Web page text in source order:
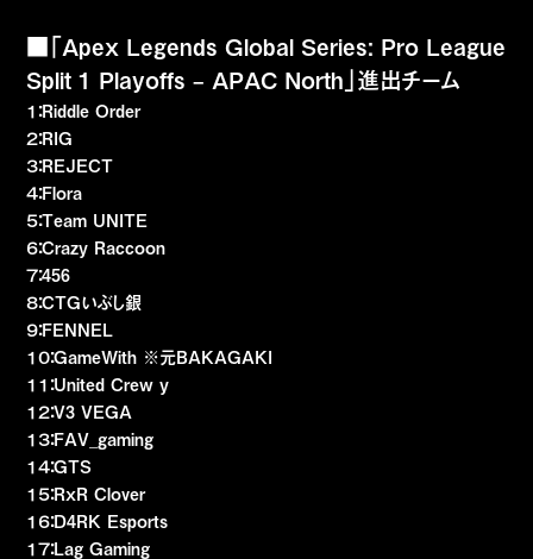
■「Apex Legends Global Series: Pro League
Split 1 Playoffs – APAC North」進出チーム
１：Riddle Order
２：RIG
３：REJECT
４：Flora
５：Team UNITE
６：Crazy Raccoon
７：456
８：CTGいぶし銀
９：FENNEL
１０：GameWith ※元BAKAGAKI
１１：United Crew y
１２：V3 VEGA
１３：FAV_gaming
１４：GTS
１５：RxR Clover
１６：D4RK Esports
１７：Lag Gaming